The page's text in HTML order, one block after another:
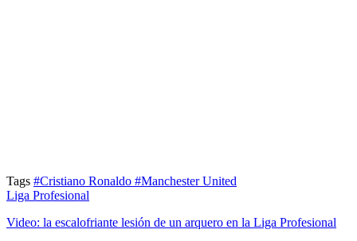
Tags #Cristiano Ronaldo #Manchester United
Liga Profesional
Video: la escalofriante lesión de un arquero en la Liga Profesional